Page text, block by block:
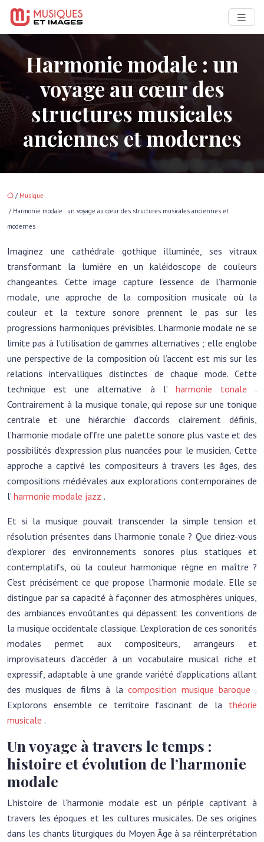
Harmonie modale : un
voyage au cœur des
structures musicales
anciennes et modernes
/ Musique
/ Harmonie modale : un voyage au cœur des structures musicales anciennes et
modernes
Imaginez une cathédrale gothique illuminée, ses vitraux
transformant la lumière en un kaléidoscope de couleurs
changeantes. Cette image capture l’essence de l’harmonie
modale, une approche de la composition musicale où la
couleur et la texture sonore prennent le pas sur les
progressions harmoniques prévisibles. L’harmonie modale ne se
limite pas à l’utilisation de gammes alternatives ; elle englobe
une perspective de la composition où l’accent est mis sur les
relations intervalliques distinctes de chaque mode. Cette
technique est une alternative à l’ harmonie tonale .
Contrairement à la musique tonale, qui repose sur une tonique
centrale et une hiérarchie d’accords clairement définis,
l’harmonie modale offre une palette sonore plus vaste et des
possibilités d’expression plus nuancées pour le musicien. Cette
approche a captivé les compositeurs à travers les âges, des
compositions médiévales aux explorations contemporaines de
l’ harmonie modale jazz .
Et si la musique pouvait transcender la simple tension et
résolution présentes dans l’harmonie tonale ? Que diriez-vous
d’explorer des environnements sonores plus statiques et
contemplatifs, où la couleur harmonique règne en maître ?
C’est précisément ce que propose l’harmonie modale. Elle se
distingue par sa capacité à façonner des atmosphères uniques,
des ambiances envoûtantes qui dépassent les conventions de
la musique occidentale classique. L’exploration de ces sonorités
modales permet aux compositeurs, arrangeurs et
improvisateurs d’accéder à un vocabulaire musical riche et
expressif, adaptable à une grande variété d’applications allant
des musiques de films à la composition musique baroque.
Explorons ensemble ce territoire fascinant de la théorie
musicale .
Un voyage à travers le temps :
histoire et évolution de l’harmonie
modale
L’histoire de l’harmonie modale est un périple captivant à
travers les époques et les cultures musicales. De ses origines
dans les chants liturgiques du Moyen Âge à sa réinterprétation